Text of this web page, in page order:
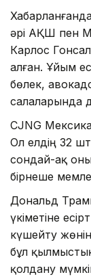
әрі АҚШ пен
Карлос
алған. Ұйым
бөлек,
салаларында
CJNG
Ол елдің 32
сондай-ақ
бірнеше
Дональд Трамп
үкіметіне
күшейту
бұл
қолдану